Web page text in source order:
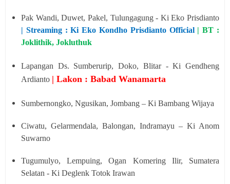
Pak Wandi, Duwet, Pakel, Tulungagung - Ki Eko Prisdianto
| Streaming : Ki Eko Kondho Prisdianto Official| BT :
Joklithik, Jokluthuk
Lapangan Ds. Sumberurip, Doko, Blitar - Ki Gendheng
Ardianto | Lakon : Babad Wanamarta
Sumbernongko, Ngusikan, Jombang – Ki Bambang Wijaya
Ciwatu, Gelarmendala, Balongan, Indramayu – Ki Anom
Suwarno
Tugumulyo, Lempuing, Ogan Komering Ilir, Sumatera
Selatan - Ki Deglenk Totok Irawan